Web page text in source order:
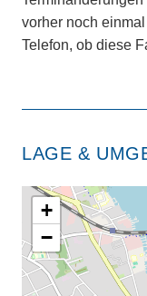
vorher noch
Telefon, ob diese
LAGE &
+
−